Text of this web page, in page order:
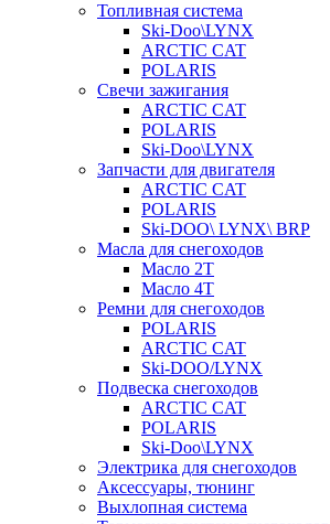
Топливная система
Ski-Doo\LYNX
ARCTIC CAT
POLARIS
Свечи зажигания
ARCTIC CAT
POLARIS
Ski-Doo\LYNX
Запчасти для двигателя
ARCTIC CAT
POLARIS
Ski-DOO\ LYNX\ BRP
Масла для снегоходов
Масло 2Т
Масло 4Т
Ремни для снегоходов
POLARIS
ARCTIC CAT
Ski-DOO/LYNX
Подвеска снегоходов
ARCTIC CAT
POLARIS
Ski-Doo\LYNX
Электрика для снегоходов
Аксессуары, тюнинг
Выхлопная система